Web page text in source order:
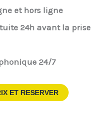
et hors ligne
24h avant la prise
24/7
ET RESERVER